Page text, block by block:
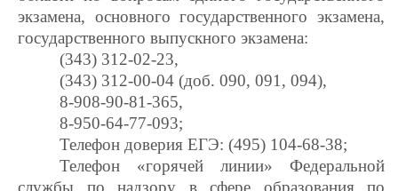
экзамена, основного государственного экзамена,
государственного выпускного экзамена:
(343) 312-02-23,
(343) 312-00-04 (доб. 090, 091, 094),
8-908-90-81-365,
8-950-64-77-093;
Телефон доверия ЕГЭ: (495) 104-68-38;
Телефон «горячей линии» Федеральной
службы по надзору в сфере образования по